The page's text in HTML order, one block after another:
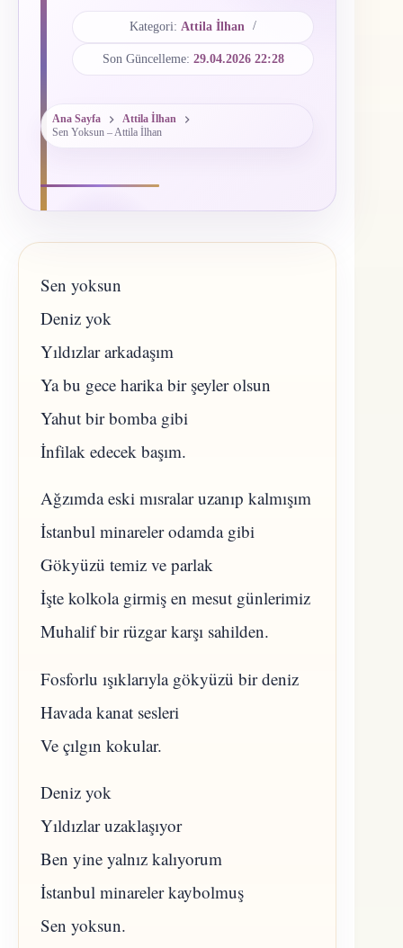
Kategori: Attila İlhan
Son Güncelleme: 29.04.2026 22:28
Ana Sayfa
Attila İlhan
Sen Yoksun – Attila İlhan
Sen yoksun
Deniz yok
Yıldızlar arkadaşım
Ya bu gece harika bir şeyler olsun
Yahut bir bomba gibi
İnfilak edecek başım.
Ağzımda eski mısralar uzanıp kalmışım
İstanbul minareler odamda gibi
Gökyüzü temiz ve parlak
İşte kolkola girmiş en mesut günlerimiz
Muhalif bir rüzgar karşı sahilden.
Fosforlu ışıklarıyla gökyüzü bir deniz
Havada kanat sesleri
Ve çılgın kokular.
Deniz yok
Yıldızlar uzaklaşıyor
Ben yine yalnız kalıyorum
İstanbul minareler kaybolmuş
Sen yoksun.